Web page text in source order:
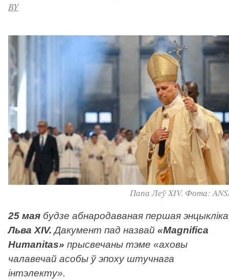
BY
Папа Леў XIV. Фота:
25 мая будзе абнародаваная першая энцыкліка
Льва XIV. Дакумент пад назвай «Magnifica
Humanitas» прысвечаны тэме «аховы
чалавечай асобы ў эпоху штучнага
інтэлекту».